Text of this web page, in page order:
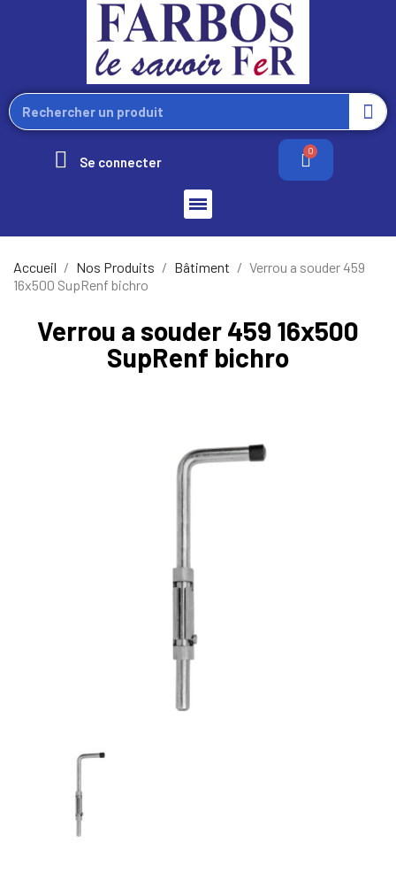
Se connecter
Accueil Nos Produits Bâtiment
Verrou a souder 459
16x500 SupRenf bichro
Verrou a souder 459 16x500
SupRenf bichro